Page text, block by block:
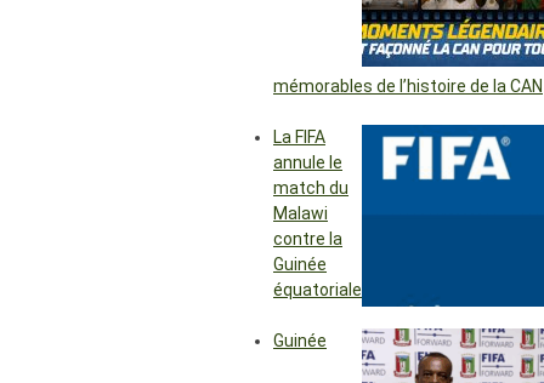
mémorables de l’histoire de la CAN
La FIFA
annule le
match du
Malawi
contre la
Guinée
équatoriale
Guinée